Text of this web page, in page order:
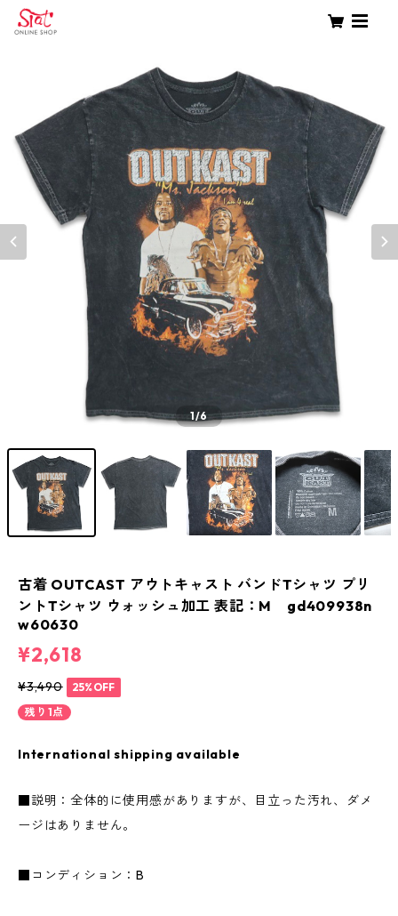
1/6
古着 OUTCAST アウトキャスト バンドTシャツ プリ
ントTシャツ ウォッシュ加工 表記：M gd409938n
w60630
¥2,618
¥3,490
25%OFF
残り1点
International shipping available
■説明：全体的に使用感がありますが、目立った汚れ、ダメ
ージはありません。
■コンディション：B